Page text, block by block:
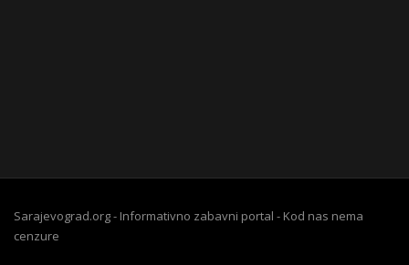
Sarajevograd.org - Informativno zabavni portal - Kod nas nema
cenzure